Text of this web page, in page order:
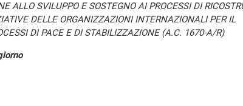
ALLO SVILUPPO E SOSTEGNO AI PROCESSI DI
DELLE ORGANIZZAZIONI INTERNAZIONALI PER IL
DI PACE E DI STABILIZZAZIONE (A.C. 1670-A/R)